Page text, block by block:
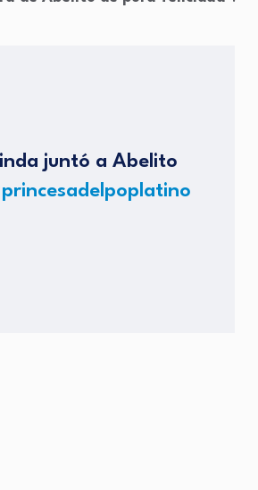
juntó a Abelito